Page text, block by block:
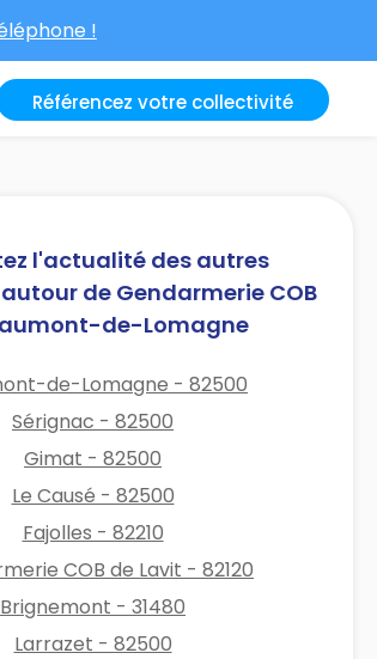
!
Référencez votre collectivité
l'actualité des autres
de Gendarmerie COB
de-Lomagne
de-Lomagne - 82500
Sérignac - 82500
Gimat - 82500
Le Causé - 82500
Fajolles - 82210
COB de Lavit - 82120
Brignemont - 31480
Larrazet - 82500